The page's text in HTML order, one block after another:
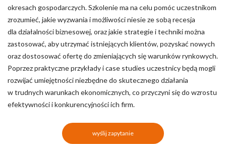
okresach gospodarczych. Szkolenie ma na celu pomóc uczestnikom
zrozumieć, jakie wyzwania i możliwości niesie ze sobą recesja
dla działalności biznesowej, oraz jakie strategie i techniki można
zastosować, aby utrzymać istniejących klientów, pozyskać nowych
oraz dostosować ofertę do zmieniających się warunków rynkowych.
Poprzez praktyczne przykłady i case studies uczestnicy będą mogli
rozwijać umiejętności niezbędne do skutecznego działania
w trudnych warunkach ekonomicznych, co przyczyni się do wzrostu
efektywności i konkurencyjności ich firm.
wyślij zapytanie